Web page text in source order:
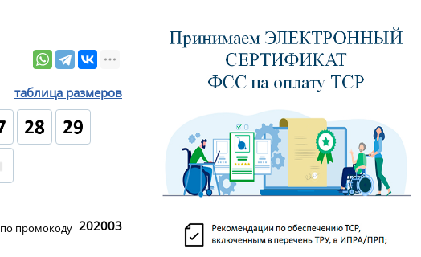
таблица размеров
по промокоду 202003